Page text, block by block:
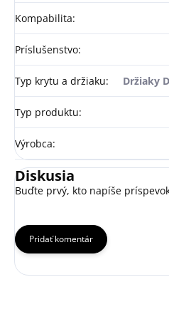
Kompabilita:
Príslušenstvo:
Typ krytu a držiaku: Držiaky
Typ produktu:
Výrobca:
Diskusia
Buďte prvý, kto napíše
Pridať komentár